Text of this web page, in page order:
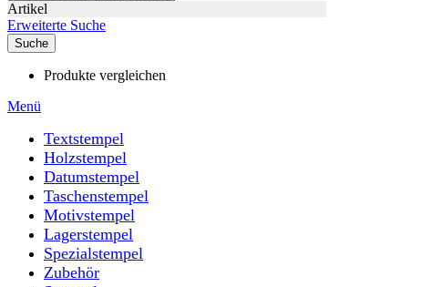
Artikel
Erweiterte Suche
Suche
Produkte vergleichen
Menü
Textstempel
Holzstempel
Datumstempel
Taschenstempel
Motivstempel
Lagerstempel
Spezialstempel
Zubehör